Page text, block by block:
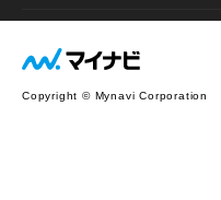
Copyright © Mynavi Corporation